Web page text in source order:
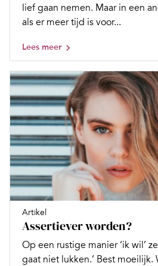
lief gaan nemen. Maar in een
als er meer tijd is voor...
Lees meer
Artikel
Assertiever worden?
Op een rustige manier ‘ik wil’
gaat niet lukken.’ Best moeilijk.